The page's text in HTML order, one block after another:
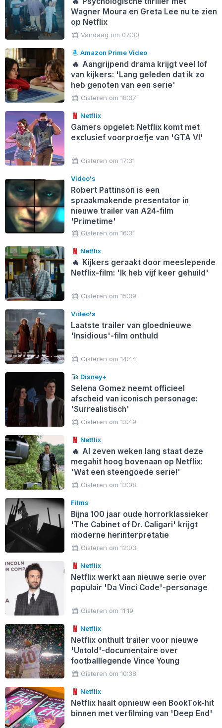
Wagner Moura en Greta Lee nu te zien
op Netflix
Vandaag om 07:30
Amazon Prime Video
🔥 Aangrijpend drama krijgt veel lof
van kijkers: 'Lang geleden dat ik zo
heb genoten van een serie'
Gisteren om 18:37
Netflix
Gamers opgelet: Netflix komt met
exclusief voorproefje van 'GTA VI'
Gisteren om 17:31
Video's
Robert Pattinson is een
spraakmakende presentator in
nieuwe trailer van A24-film
'Primetime'
Gisteren om 16:31
Netflix
🔥 Kijkers geraakt door meeslepende
Netflix-film: 'Ik heb vijf keer gehuild'
Gisteren om 15:39
Video's
Laatste trailer van gloednieuwe
'Insidious'-film onthuld
Gisteren om 14:44
Disney+
Selena Gomez neemt officieel
afscheid van iconisch personage:
'Surrealistisch'
Gisteren om 13:49
Netflix
🔥 Al zeven weken lang staat deze
megahit hoog bovenaan op Netflix:
'Wat een steengoede serie!'
Gisteren om 13:08
Films
Bijna 100 jaar oude horrorklassieker
'The Cabinet of Dr. Caligari' krijgt
moderne herinterpretatie
Gisteren om 12:03
Netflix
Netflix werkt aan nieuwe serie over
populair 'Da Vinci Code'-personage
Gisteren om 11:19
Netflix
Netflix onthult trailer voor nieuwe
'Untold'-documentaire over
footballlegende Vince Young
Gisteren om 10:38
Netflix
Netflix haalt opnieuw een BookTok-hit
binnen met verfilming van 'Deep End'